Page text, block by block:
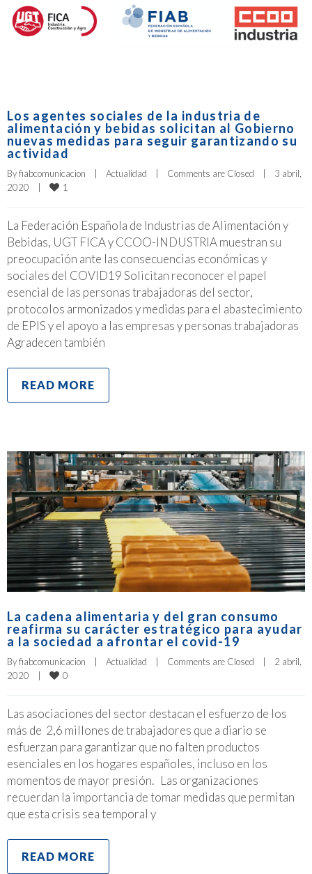
Los agentes sociales de la industria de
alimentación y bebidas solicitan al Gobierno
nuevas medidas para seguir garantizando su
actividad
By fiabcomunicacion Actualidad Comments are Closed
3 abril,
2020
1
La Federación Española de Industrias de Alimentación y
Bebidas, UGT FICA y CCOO-INDUSTRIA muestran su
preocupación ante las consecuencias económicas y
sociales del COVID19 Solicitan reconocer el papel
esencial de las personas trabajadoras del sector,
protocolos armonizados y medidas para el abastecimiento
de EPIS y el apoyo a las empresas y personas trabajadoras
Agradecen también
READ MORE
La cadena alimentaria y del gran consumo
reafirma su carácter estratégico para ayudar
a la sociedad a afrontar el covid-19
By fiabcomunicacion Actualidad Comments are Closed
2 abril,
2020
0
Las asociaciones del sector destacan el esfuerzo de los
más de 2,6 millones de trabajadores que a diario se
esfuerzan para garantizar que no falten productos
esenciales en los hogares españoles, incluso en los
momentos de mayor presión. Las organizaciones
recuerdan la importancia de tomar medidas que permitan
que esta crisis sea temporal y
READ MORE